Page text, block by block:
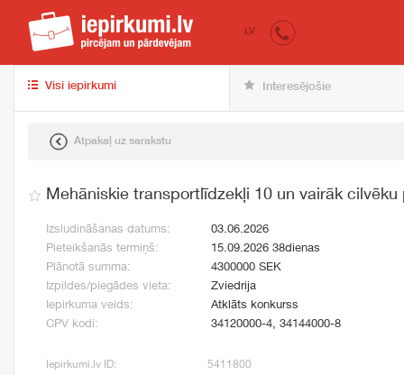
iepirkumi.lv
LV
Visi iepirkumi Interesējošie
Atpakaļ uz sarakstu
Mehāniskie transportlīdzekļi 10 un vairāk cilvēku
Izsludināšanas datums:
03.06.2026
Pieteikšanās termiņš:
15.09.2026 38dienas
Plānotā summa:
4300000 SEK
Izpildes/piegādes vieta:
Zviedrija
Iepirkuma veids:
Atklāts konkurss
CPV kodi:
34120000-4, 34144000-8
Iepirkumi.lv ID: 5411800